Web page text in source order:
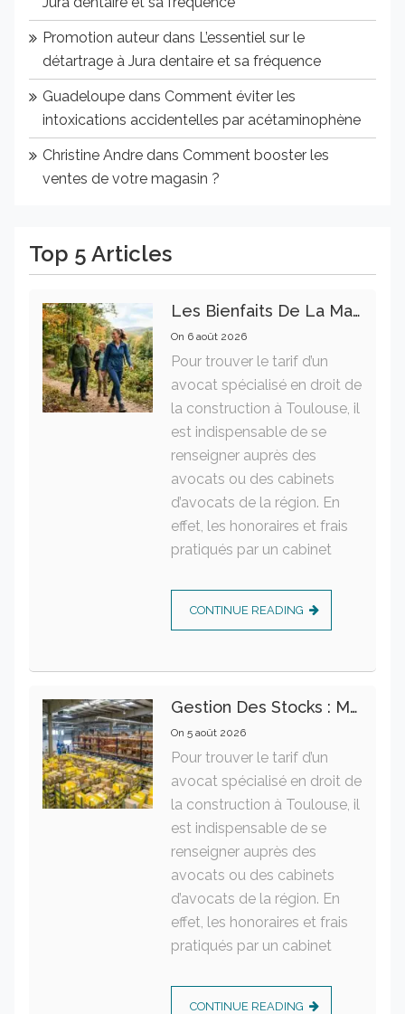
Promotion auteur dans L’essentiel sur le
détartrage à Jura dentaire et sa fréquence
Guadeloupe dans Comment éviter les
intoxications accidentelles par acétaminophène
Christine Andre dans Comment booster les
ventes de votre magasin ?
Top 5 Articles
Les Bienfaits De La Marche Sur La Santé Physique Et Mentale
On 6 août 2026
Pour trouver le tarif d’un
avocat spécialisé en droit de
la construction à Toulouse, il
est indispensable de se
renseigner auprès des
avocats ou des cabinets
d’avocats de la région. En
effet, les honoraires et frais
pratiqués par un cabinet
CONTINUE READING
Gestion Des Stocks : Meilleures Pratiques Intralogistiques
On 5 août 2026
Pour trouver le tarif d’un
avocat spécialisé en droit de
la construction à Toulouse, il
est indispensable de se
renseigner auprès des
avocats ou des cabinets
d’avocats de la région. En
effet, les honoraires et frais
pratiqués par un cabinet
CONTINUE READING